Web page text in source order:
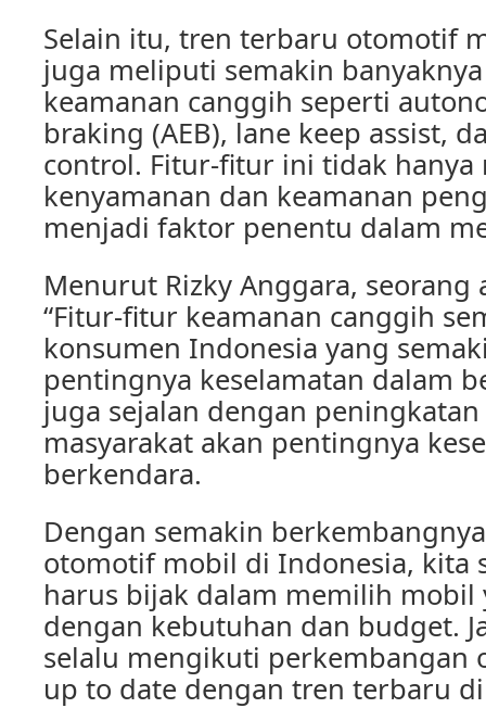
Selain itu, tren terbaru otomotif
juga meliputi semakin
keamanan canggih seperti
braking (AEB), lane keep assist,
control. Fitur-fitur ini tidak hanya
kenyamanan dan keamanan
menjadi faktor penentu dalam
Menurut Rizky Anggara,
“Fitur-fitur keamanan canggih
konsumen Indonesia yang
pentingnya keselamatan dalam
juga sejalan dengan
masyarakat akan pentingnya
berkendara.
Dengan semakin
otomotif mobil di Indonesia, kita
harus bijak dalam memilih mobil
dengan kebutuhan dan budget.
selalu mengikuti perkembangan
up to date dengan tren terbaru